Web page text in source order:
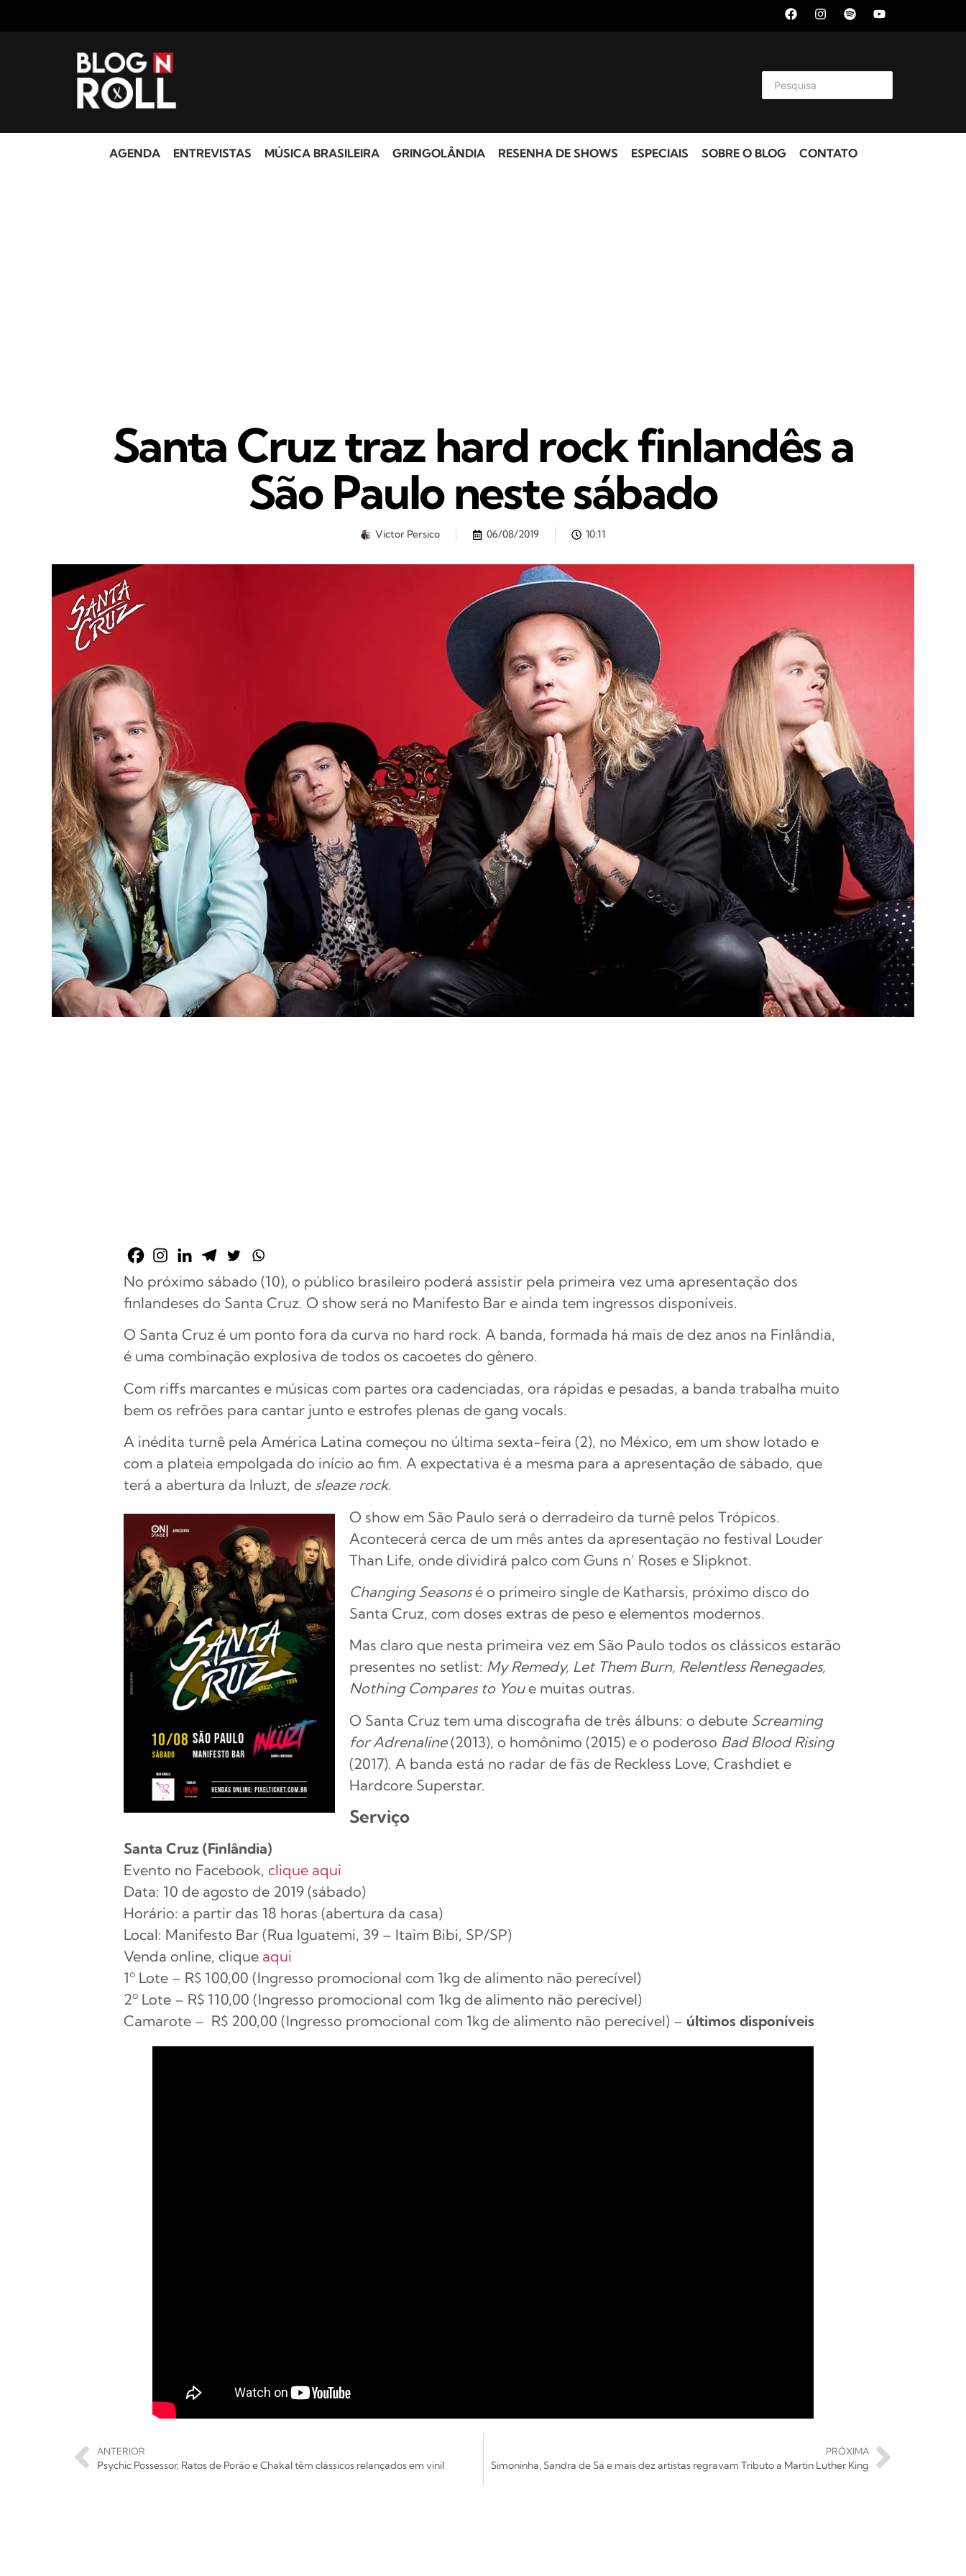
AGENDA ENTREVISTAS MÚSICA BRASILEIRA GRINGOLÂNDIA RESENHA DE SHOWS ESPECIAIS SOBRE O BLOG CONTATO
Santa Cruz traz hard rock finlandês a
São Paulo neste sábado
Victor Persico 06/08/2019 10:11
No próximo sábado (10), o público brasileiro poderá assistir pela primeira vez uma apresentação dos
finlandeses do Santa Cruz. O show será no Manifesto Bar e ainda tem ingressos disponíveis.
O Santa Cruz é um ponto fora da curva no hard rock. A banda, formada há mais de dez anos na Finlândia,
é uma combinação explosiva de todos os cacoetes do gênero.
Com riffs marcantes e músicas com partes ora cadenciadas, ora rápidas e pesadas, a banda trabalha muito
bem os refrões para cantar junto e estrofes plenas de gang vocals.
A inédita turnê pela América Latina começou no última sexta-feira (2), no México, em um show lotado e
com a plateia empolgada do início ao fim. A expectativa é a mesma para a apresentação de sábado, que
terá a abertura da Inluzt, de sleaze rock.
O show em São Paulo será o derradeiro da turnê pelos Trópicos.
Acontecerá cerca de um mês antes da apresentação no festival Louder
Than Life, onde dividirá palco com Guns n’ Roses e Slipknot.
Changing Seasonsé o primeiro single de Katharsis, próximo disco do
Santa Cruz, com doses extras de peso e elementos modernos.
Mas claro que nesta primeira vez em São Paulo todos os clássicos estarão
presentes no setlist: My Remedy, Let Them Burn, Relentless Renegades,
Nothing Compares to Youe muitas outras.
O Santa Cruz tem uma discografia de três álbuns: o debute Screaming
for Adrenaline(2013), o homônimo (2015) e o poderoso Bad Blood Rising
(2017). A banda está no radar de fãs de Reckless Love, Crashdiet e
Hardcore Superstar.
Serviço
Santa Cruz (Finlândia)
Evento no Facebook, clique aqui
Data: 10 de agosto de 2019 (sábado)
Horário: a partir das 18 horas (abertura da casa)
Local: Manifesto Bar (Rua Iguatemi, 39 – Itaim Bibi, SP/SP)
Venda online, clique aqui
1º Lote – R$ 100,00 (Ingresso promocional com 1kg de alimento não perecível)
2º Lote – R$ 110,00 (Ingresso promocional com 1kg de alimento não perecível)
Camarote – R$ 200,00 (Ingresso promocional com 1kg de alimento não perecível) – últimos disponíveis
ANTERIOR
Psychic Possessor, Ratos de Porão e Chakal têm clássicos relançados em vinil
PRÓXIMA
Simoninha, Sandra de Sá e mais dez artistas regravam Tributo a Martin Luther King